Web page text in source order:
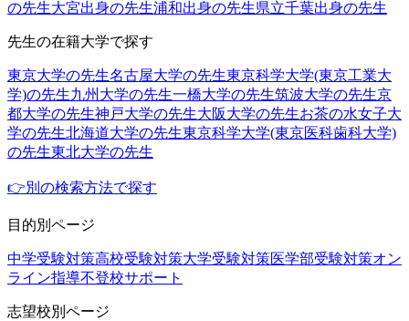
の先生大宮出身の先生浦和出身の先生県立千葉出身の先生
先生の在籍大学で探す
東京大学の先生名古屋大学の先生東京科学大学(東京工業大
学)の先生九州大学の先生一橋大学の先生筑波大学の先生京
都大学の先生神戸大学の先生大阪大学の先生お茶の水女子大
学の先生北海道大学の先生東京科学大学(東京医科歯科大学)
の先生東北大学の先生
👉別の検索方法で探す
目的別ページ
中学受験対策高校受験対策大学受験対策医学部受験対策オン
ライン指導不登校サポート
志望校別ページ